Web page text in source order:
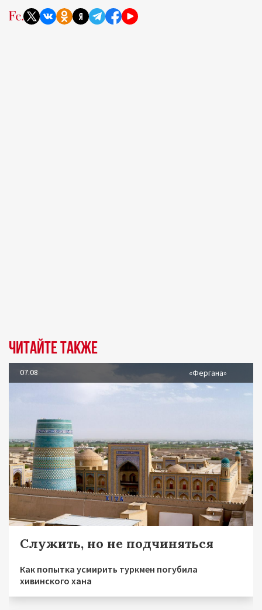
Читайте также
07.08 «Фергана»
Служить, но не подчиняться
Как попытка усмирить туркмен погубила
хивинского хана